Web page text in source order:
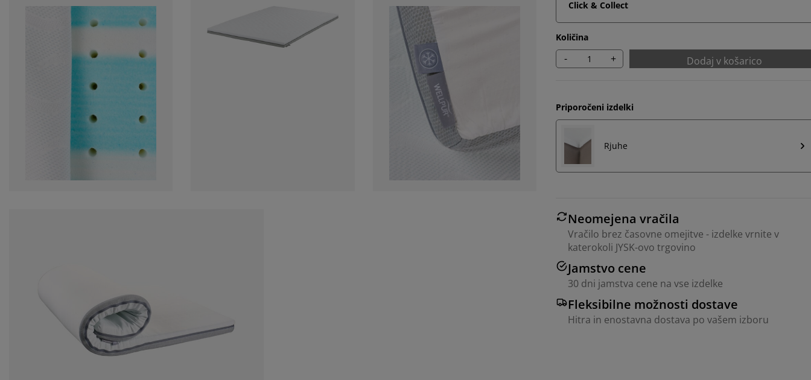
Click & Collect
Količina
- + Dodaj v košarico
Priporočeni izdelki
Rjuhe
Neomejena vračila
Vračilo brez časovne omejitve - izdelke vrnite v
katerokoli JYSK-ovo trgovino
Jamstvo cene
30 dni jamstva cene na vse izdelke
Fleksibilne možnosti dostave
Hitra in enostavna dostava po vašem izboru